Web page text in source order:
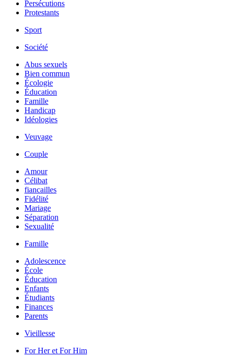
Persécutions
Protestants
Sport
Société
Abus sexuels
Bien commun
Écologie
Éducation
Famille
Handicap
Idéologies
Veuvage
Couple
Amour
Célibat
fiancailles
Fidélité
Mariage
Séparation
Sexualité
Famille
Adolescence
École
Éducation
Enfants
Étudiants
Finances
Parents
Vieillesse
For Her et For Him